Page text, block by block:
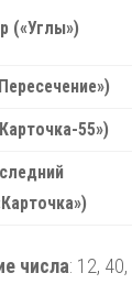
(«Углы»)
55»)
числа: 12, 40,